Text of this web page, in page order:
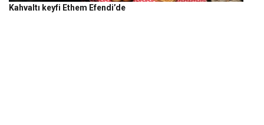
Kahvaltı keyfi Ethem Efendi’de